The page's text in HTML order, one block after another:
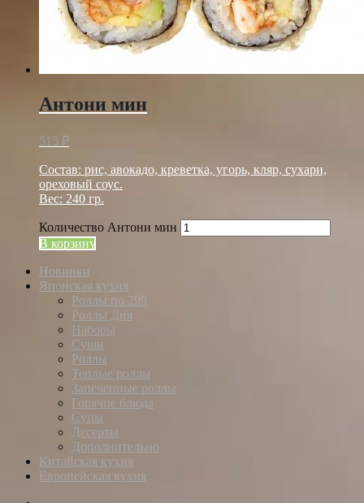
Антони мин
515 ₽
Состав: рис, авокадо, креветка, угорь, кляр, сухари,
ореховый соус.
Вес: 240 гр.
Количество Антони мин
В корзину
Новинки
Японская кухня
Роллы по 299
Роллы Дня
Наборы
Суши
Роллы
Теплые роллы
Запеченные роллы
Горячие блюда
Супы
Десерты
Дополнительно
Китайская кухня
Европейская кухня